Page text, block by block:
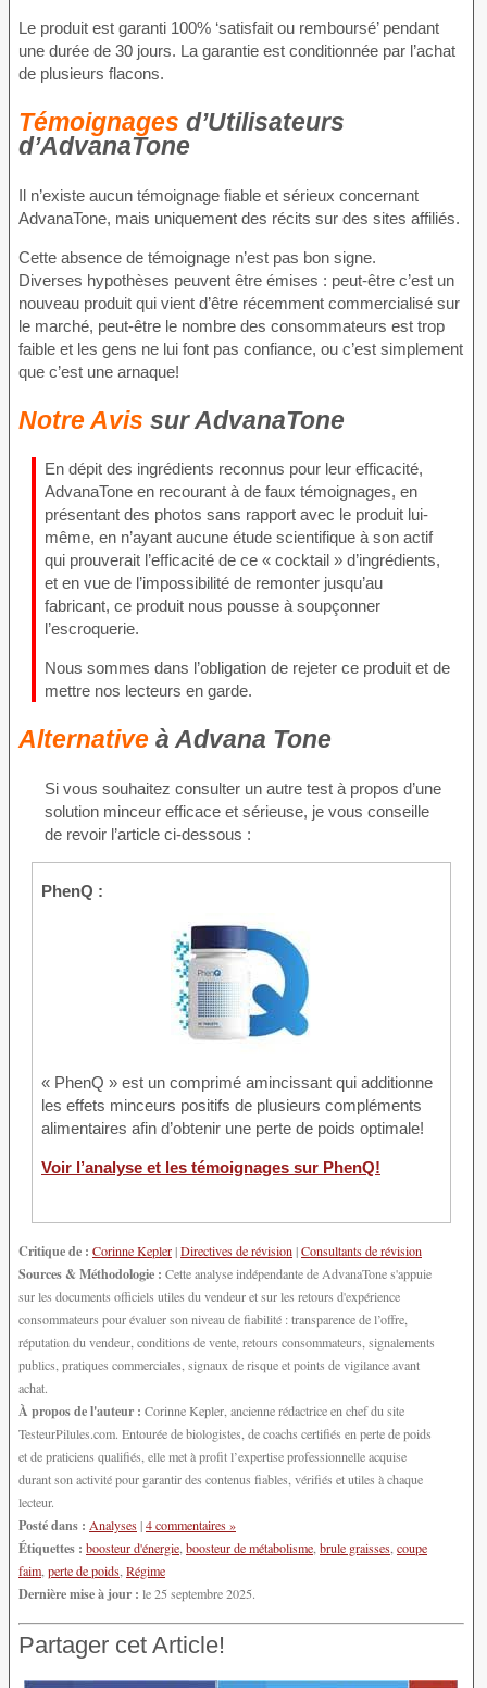
Le produit est garanti 100% ‘satisfait ou remboursé’ pendant
une durée de 30 jours. La garantie est conditionnée par l’achat
de plusieurs flacons.
Témoignages d’Utilisateurs
d’AdvanaTone
Il n’existe aucun témoignage fiable et sérieux concernant
AdvanaTone, mais uniquement des récits sur des sites affiliés.
Cette absence de témoignage n’est pas bon signe.
Diverses hypothèses peuvent être émises : peut-être c’est un
nouveau produit qui vient d’être récemment commercialisé sur
le marché, peut-être le nombre des consommateurs est trop
faible et les gens ne lui font pas confiance, ou c’est simplement
que c’est une arnaque!
Notre Avis sur AdvanaTone
En dépit des ingrédients reconnus pour leur efficacité,
AdvanaTone en recourant à de faux témoignages, en
présentant des photos sans rapport avec le produit lui-
même, en n’ayant aucune étude scientifique à son actif
qui prouverait l’efficacité de ce « cocktail » d’ingrédients,
et en vue de l’impossibilité de remonter jusqu’au
fabricant, ce produit nous pousse à soupçonner
l’escroquerie.
Nous sommes dans l’obligation de rejeter ce produit et de
mettre nos lecteurs en garde.
Alternative à Advana Tone
Si vous souhaitez consulter un autre test à propos d’une
solution minceur efficace et sérieuse, je vous conseille
de revoir l’article ci-dessous :
PhenQ :
« PhenQ » est un comprimé amincissant qui additionne
les effets minceurs positifs de plusieurs compléments
alimentaires afin d’obtenir une perte de poids optimale!
Voir l’analyse et les témoignages sur PhenQ!
Critique de : Corinne Kepler|Directives de révision|Consultants de révision
Sources & Méthodologie : Cette analyse indépendante de AdvanaTone s'appuie
sur les documents officiels utiles du vendeur et sur les retours d'expérience
consommateurs pour évaluer son niveau de fiabilité : transparence de l’offre,
réputation du vendeur, conditions de vente, retours consommateurs, signalements
publics, pratiques commerciales, signaux de risque et points de vigilance avant
achat.
À propos de l'auteur : Corinne Kepler, ancienne rédactrice en chef du site
TesteurPilules.com. Entourée de biologistes, de coachs certifiés en perte de poids
et de praticiens qualifiés, elle met à profit l’expertise professionnelle acquise
durant son activité pour garantir des contenus fiables, vérifiés et utiles à chaque
lecteur.
Posté dans : Analyses|4 commentaires »
Étiquettes : boosteur d'énergie boosteur de métabolisme brule graisses coupe
faim perte de poids Régime
Dernière mise à jour : le 25 septembre 2025.
Partager cet Article!